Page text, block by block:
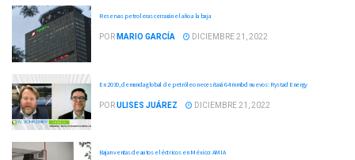
Reservas petroleras cerrarán el año a la baja
POR MARIO GARCÍA DICIEMBRE 21, 2022
En 2030, demanda global de petróleo necesitará 64 mmbd nuevos: Rystad Energy
PORULISES JUÁREZ DICIEMBRE 21, 2022
Bajan ventas de autos eléctricos en México: AMIA